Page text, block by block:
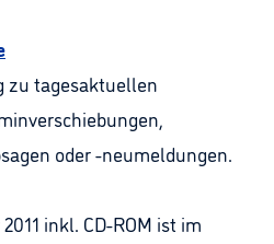
zu tagesaktuellen
oder -neumeldungen.
inkl. CD-ROM ist im